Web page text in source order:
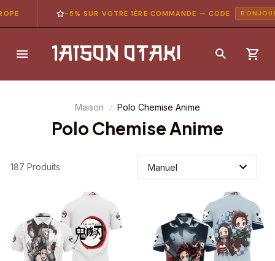
-5% SUR VOTRE 1ÈRE COMMANDE — CODE BONJOUR5
Maison Polo Chemise Anime
Polo Chemise Anime
187 Produits